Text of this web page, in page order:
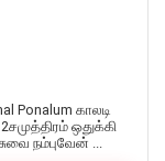
Ponalum காலடி
ஒதுக்கி
நம்புவேன் ...